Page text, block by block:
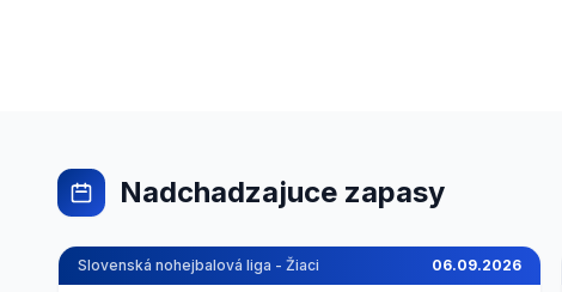
Nadchadzajuce zapasy
Slovenská nohejbalová liga - Žiaci 06.09.2026